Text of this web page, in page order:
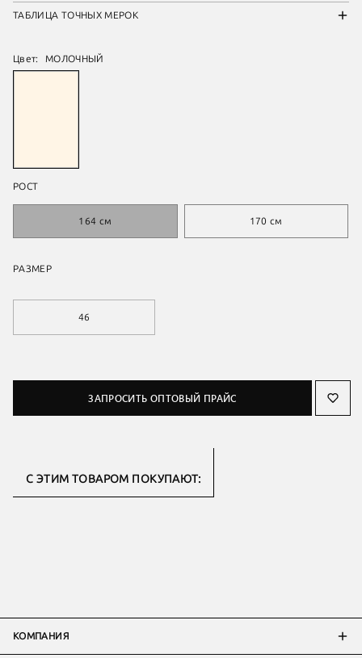
ТАБЛИЦА ТОЧНЫХ МЕРОК
Цвет: МОЛОЧНЫЙ
РОСТ
164 см 170 см
РАЗМЕР
46
ЗАПРОСИТЬ ОПТОВЫЙ ПРАЙС
С ЭТИМ ТОВАРОМ ПОКУПАЮТ:
КОМПАНИЯ